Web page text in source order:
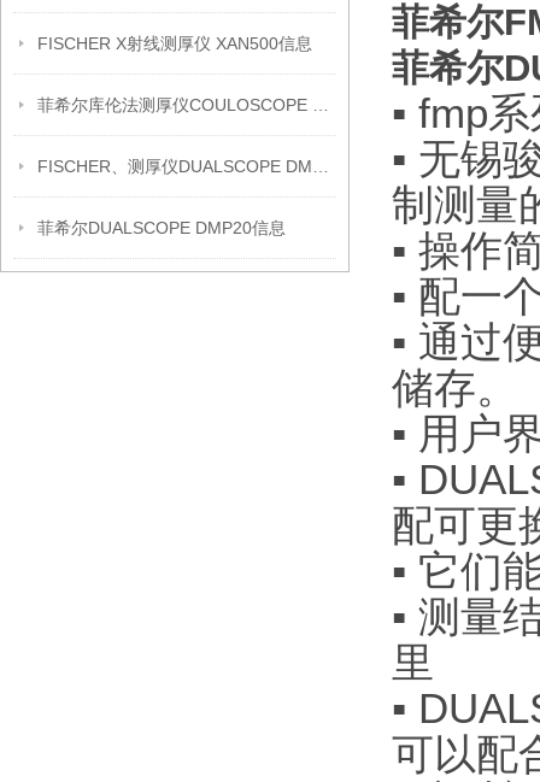
FISCHER X射线测厚仪 XAN500信息
菲希尔DUALSCOPE DMP20信息
菲希尔
菲希尔
▪ fmp
▪ 无锡
制测量
▪ 操作
▪ 配一
▪ 通过
储存。
▪ 用户
▪
配可更
▪ 它们
▪ 测量
里
▪
可以配